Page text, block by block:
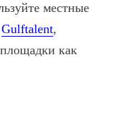
местные
Gulftalent,
как